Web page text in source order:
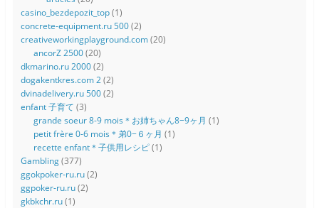
casino_bezdepozit_top(1)
concrete-equipment.ru 500(2)
creativeworkingplayground.com(20)
ancorZ 2500(20)
dkmarino.ru 2000(2)
dogakentkres.com 2(2)
dvinadelivery.ru 500(2)
enfant 子育て (3)
grande soeur 8-9 mois＊お姉ちゃん8−9ヶ月 (1)
petit frère 0-6 mois＊弟0−６ヶ月 (1)
recette enfant＊子供用レシピ(1)
Gambling(377)
ggokpoker-ru.ru(2)
ggpoker-ru.ru(2)
gkbkchr.ru(1)